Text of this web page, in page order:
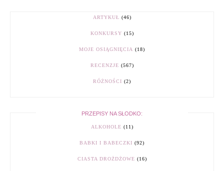
ARTYKUŁ (46)
KONKURSY (15)
MOJE OSIĄGNIĘCIA (18)
RECENZJE (567)
RÓŻNOŚCI (2)
PRZEPISY NA SŁODKO:
ALKOHOLE (11)
BABKI I BABECZKI (92)
CIASTA DROŻDŻOWE (16)